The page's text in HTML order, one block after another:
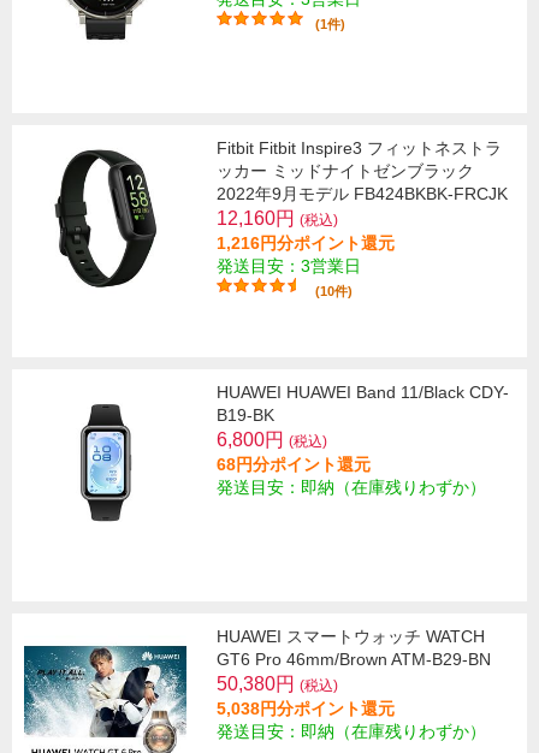
(1件)
Fitbit Fitbit Inspire3 フィットネストラ
ッカー ミッドナイトゼンブラック
2022年9月モデル FB424BKBK-FRCJK
12,160円 (税込)
1,216円分ポイント還元
発送目安：3営業日
(10件)
HUAWEI HUAWEI Band 11/Black CDY-
B19-BK
6,800円 (税込)
68円分ポイント還元
発送目安：即納（在庫残りわずか）
HUAWEI スマートウォッチ WATCH
GT6 Pro 46mm/Brown ATM-B29-BN
50,380円 (税込)
5,038円分ポイント還元
発送目安：即納（在庫残りわずか）